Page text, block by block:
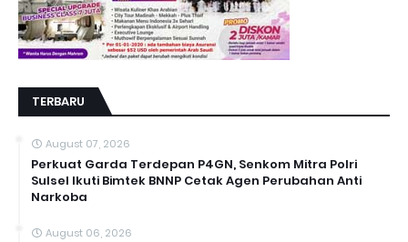
TERBARU
August 07, 2026
Perkuat Garda Terdepan P4GN, Senkom Mitra Polri
Sulsel Ikuti Bimtek BNNP Cetak Agen Perubahan Anti
Narkoba
August 06, 2026